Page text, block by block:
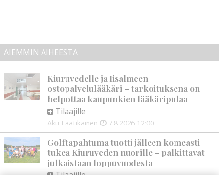
AIEMMIN AIHEESTA
Kiuruvedelle ja Iisalmeen
ostopalvelulääkäri – tarkoituksena on
helpottaa kaupunkien lääkäripulaa
Tilaajille
Aku Laatikainen 7.8.2026 12:00
Golftapahtuma tuotti jälleen komeasti
tukea Kiuruveden nuorille – palkittavat
julkaistaan loppuvuodesta
Tilaajille